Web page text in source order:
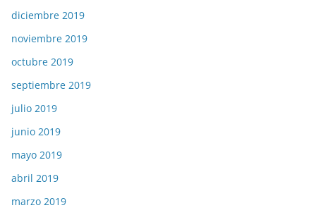
diciembre 2019
noviembre 2019
octubre 2019
septiembre 2019
julio 2019
junio 2019
mayo 2019
abril 2019
marzo 2019